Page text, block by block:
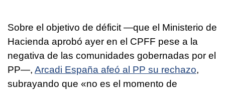
Sobre el objetivo de déficit —que el Ministerio de
Hacienda aprobó ayer en el CPFF pese a la
negativa de las comunidades gobernadas por el
PP—, Arcadi España afeó al PP su rechazo,
subrayando que «no es el momento de